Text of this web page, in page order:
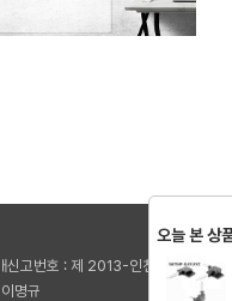
고번호 : 제 2013-인천부평-001
명규
오늘 본 상